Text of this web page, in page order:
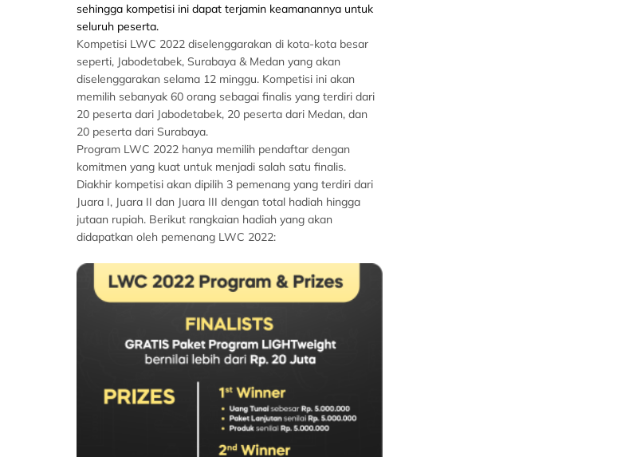
sehingga kompetisi ini dapat terjamin keamanannya untuk
seluruh peserta.
Kompetisi LWC 2022 diselenggarakan di kota-kota besar
seperti, Jabodetabek, Surabaya & Medan yang akan
diselenggarakan selama 12 minggu. Kompetisi ini akan
memilih sebanyak 60 orang sebagai finalis yang terdiri dari
20 peserta dari Jabodetabek, 20 peserta dari Medan, dan
20 peserta dari Surabaya.
Program LWC 2022 hanya memilih pendaftar dengan
komitmen yang kuat untuk menjadi salah satu finalis.
Diakhir kompetisi akan dipilih 3 pemenang yang terdiri dari
Juara I, Juara II dan Juara III dengan total hadiah hingga
jutaan rupiah. Berikut rangkaian hadiah yang akan
didapatkan oleh pemenang LWC 2022: